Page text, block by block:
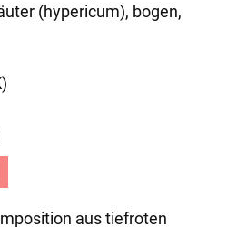
(hypericum), bogen,
aus tiefroten